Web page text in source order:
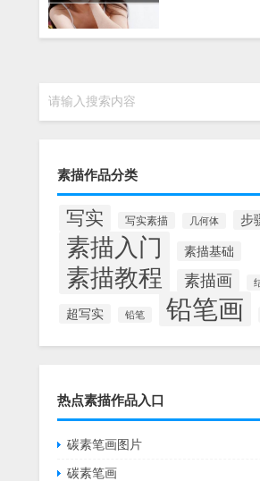
请输入搜索内容
素描作品分类
写实 写实素描 几何体 步
素描入门 素描基础
素描教程 素描画
超写实 铅笔 铅笔画
热点素描作品入口
碳素笔画图片
碳素笔画